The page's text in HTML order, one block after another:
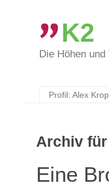
K2
Die Höhen
Profil: Alex
Archiv für
Eine